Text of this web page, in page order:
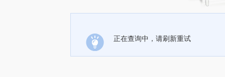
正在查询中，请刷新重试